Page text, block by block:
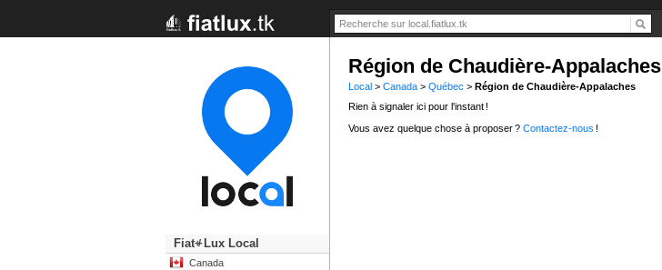
Région de Chaudière-Appalaches
Local > Canada > Québec > Région de Chaudière-Appalaches
Rien à signaler ici pour l'instant !
Vous avez quelque chose à proposer ? Contactez-nous !
Fiat+/- Lux Local
Canada